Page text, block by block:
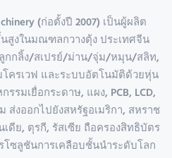
(ก่อตั้งปี 2007) เป็นผู้ผลิต
สูงในมณฑลกวางตุ้ง ประเทศจีน
กกลิ้ง/สเปรย์/ม่าน/จุ่ม/หมุน/สลิท,
ครเวฟ และระบบอัตโนมัติด้วยหุ่น
รมเยื่อกระดาษ, แผง, PCB, LCD,
ส่งออกไปยังสหรัฐอเมริกา, สหราช
ดีย, ตุรกี, รัสเซีย ถือครองสิทธิบัตร
ซลูชันการเคลือบชั้นนำระดับโลก